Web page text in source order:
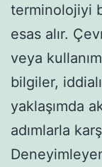
terminolojiyi
esas alır.
veya
bilgiler,
yaklaşımda
adımlarla